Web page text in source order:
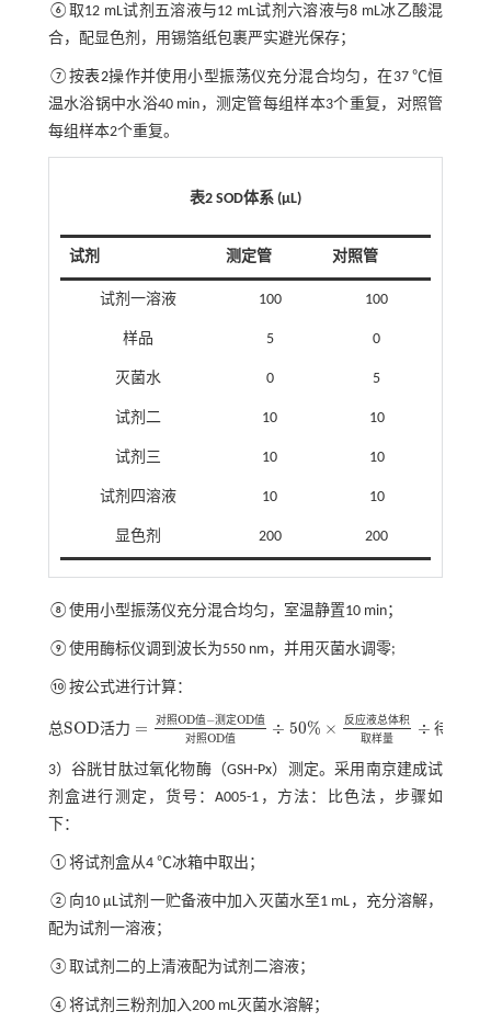
⑥取12 mL试剂五溶液与12 mL试剂六溶液与8 mL冰乙酸混
合，配显色剂，用锡箔纸包裹严实避光保存；
⑦按表2操作并使用小型振荡仪充分混合均匀，在37 ℃恒
温水浴锅中水浴40 min，测定管每组样本3个重复，对照管
每组样本2个重复。
表2 SOD体系 (μL)
试剂 测定管 对照管
试剂一溶液 100 100
样品 5 0
灭菌水 0 5
试剂二 10 10
试剂三 10 10
试剂四溶液 10 10
显色剂 200 200
⑧使用小型振荡仪充分混合均匀，室温静置10 min；
⑨使用酶标仪调到波长为550 nm，并用灭菌水调零;
⑩按公式进行计算：
总SOD活力 = 对照OD值−测定OD值
对照OD值
÷ 50% × 反应液总体积
取样量
÷ 待
总SOD活力=对照 值-测定O 对照OD值÷ %×反应 液总 体积
3）谷胱甘肽过氧化物酶（GSH-Px）测定。采用南京建成试
剂盒进行测定，货号：A005-1，方法：比色法，步骤如
下：
①将试剂盒从4 ℃冰箱中取出；
②向10 μL试剂一贮备液中加入灭菌水至1 mL，充分溶解，
配为试剂一溶液；
③取试剂二的上清液配为试剂二溶液；
④将试剂三粉剂加入200 mL灭菌水溶解；